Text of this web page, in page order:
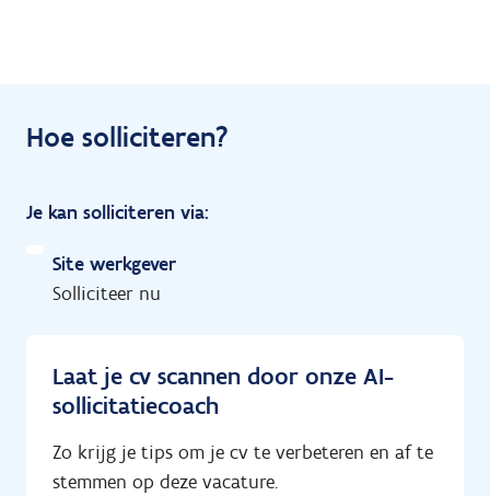
Hoe solliciteren?
Je kan solliciteren via:
Site werkgever
Solliciteer nu
Laat je cv scannen door onze AI-
sollicitatiecoach
Zo krijg je tips om je cv te verbeteren en af te
stemmen op deze vacature.